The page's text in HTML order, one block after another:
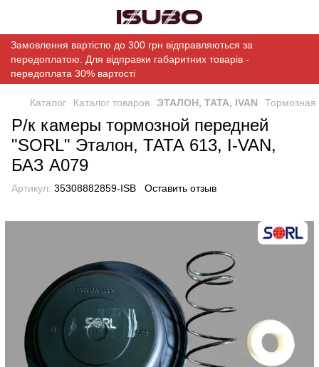
Замовлення вартістю до 300 грн відправляються за
передоплатою. Для відправки габаритних товарів -
передоплата 30% вартості
Каталог Каталог товаров ЭТАЛОН, ТАТА, IVAN Тормозная
Р/к камеры тормозной передней
"SORL" Эталон, ТАТА 613, I-VAN,
БАЗ А079
Артикул: 35308882859-ISB Оставить отзыв